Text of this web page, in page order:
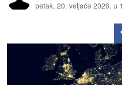
petak, 20. veljače 2026. u